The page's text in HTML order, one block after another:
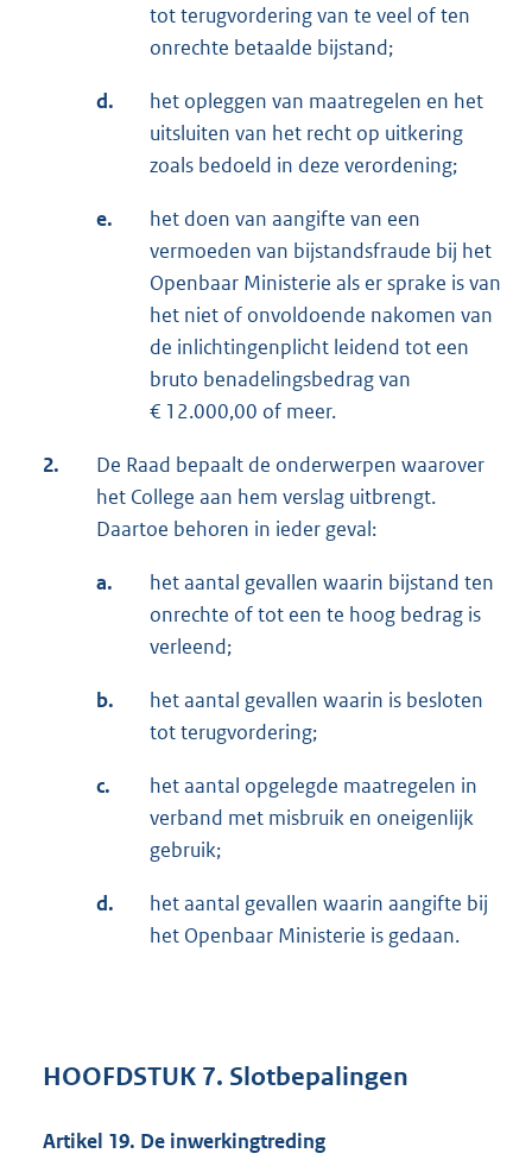
tot terugvordering van te veel of ten
onrechte betaalde bijstand;
d.
het opleggen van maatregelen en het
uitsluiten van het recht op uitkering
zoals bedoeld in deze verordening;
e.
het doen van aangifte van een
vermoeden van bijstandsfraude bij het
Openbaar Ministerie als er sprake is van
het niet of onvoldoende nakomen van
de inlichtingenplicht leidend tot een
bruto benadelingsbedrag van
€ 12.000,00 of meer.
2.
De Raad bepaalt de onderwerpen waarover
het College aan hem verslag uitbrengt.
Daartoe behoren in ieder geval:
a.
het aantal gevallen waarin bijstand ten
onrechte of tot een te hoog bedrag is
verleend;
b.
het aantal gevallen waarin is besloten
tot terugvordering;
c.
het aantal opgelegde maatregelen in
verband met misbruik en oneigenlijk
gebruik;
d.
het aantal gevallen waarin aangifte bij
het Openbaar Ministerie is gedaan.
HOOFDSTUK 7. Slotbepalingen
Artikel 19. De inwerkingtreding